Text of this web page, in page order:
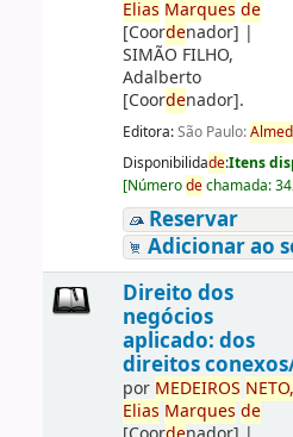
Elias Marques de
[Coordenador] |
SIMÃO FILHO,
Adalberto
[Coordenador].
Editora:São Paulo:
Disponibilidade:Itens
[Númerodechamada:
Reservar
Adicionar ao
Direito dos
negócios
aplicado: dos
direitos
por MEDEIROS NETO,
Elias Marques de